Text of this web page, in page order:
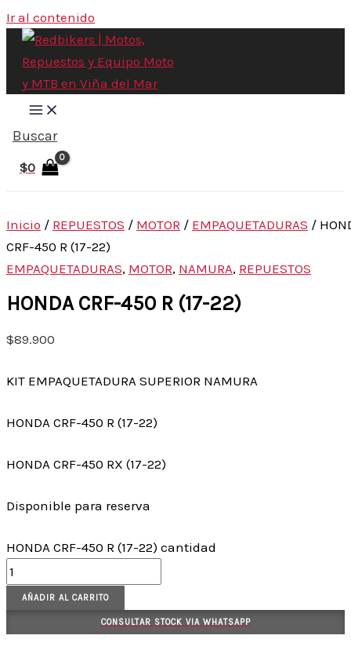
Ir al contenido
Buscar
$0
Inicio / REPUESTOS / MOTOR / EMPAQUETADURAS /
CRF-450 R (17-22)
EMPAQUETADURAS, MOTOR, NAMURA, REPUESTOS
HONDA CRF-450 R (17-22)
$89.900
KIT EMPAQUETADURA SUPERIOR NAMURA
HONDA CRF-450 R (17-22)
HONDA CRF-450 RX (17-22)
Disponible para reserva
HONDA CRF-450 R (17-22) cantidad
AÑADIR AL CARRITO
CONSULTAR STOCK VIA WHATSAPP